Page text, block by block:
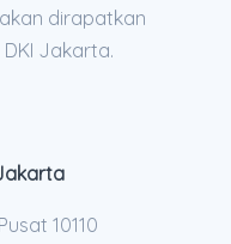
dirapatkan
DKI Jakarta.
10110